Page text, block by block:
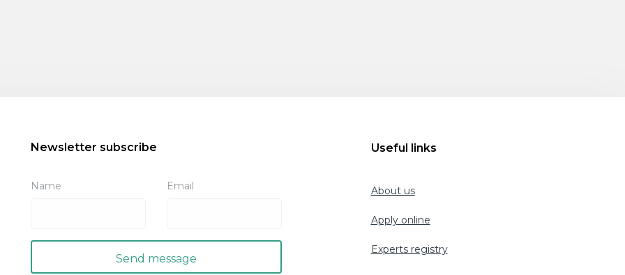
Newsletter subscribe
Name Email
Useful links
About us
Apply online
Experts registry